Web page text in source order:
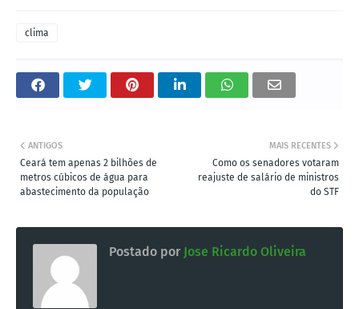
clima
MAIS RECENTES
Como os senadores votaram
reajuste de salário de ministros
do STF
ANTIGOS
Ceará tem apenas 2 bilhões de
metros cúbicos de água para
abastecimento da população
Postado por Jose Ricardo Oliveira